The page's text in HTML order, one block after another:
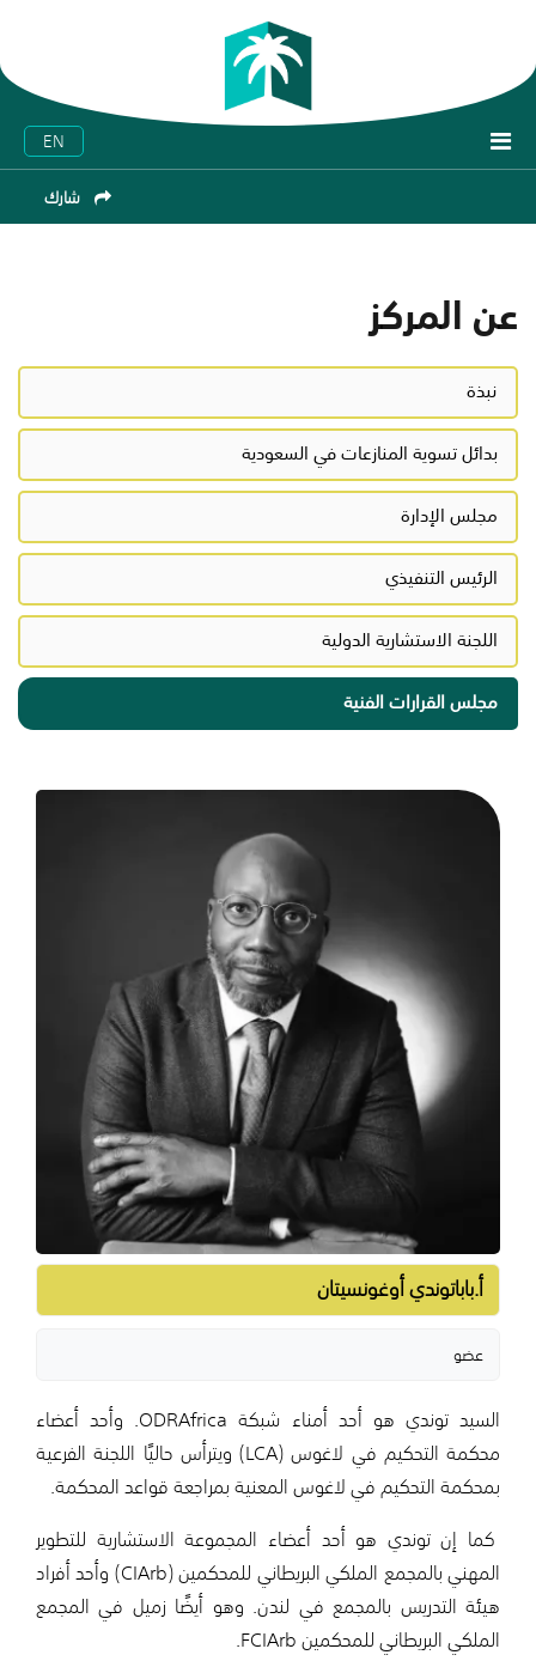
EN
شارك
عن المركز
نبذة
بدائل تسوية المنازعات في السعودية
مجلس الإدارة
الرئيس التنفيذي
اللجنة الاستشارية الدولية
مجلس القرارات الفنية
أ.باباتوندي أوغونسيتان
عضو
السيد توندي هو أحد أمناء شبكة ODRAfrica. وأحد أعضاء
محكمة التحكيم في لاغوس (LCA) ويترأس حاليًا اللجنة الفرعية
بمحكمة التحكيم في لاغوس المعنية بمراجعة قواعد المحكمة.
كما إن توندي هو أحد أعضاء المجموعة الاستشارية للتطوير
المهني بالمجمع الملكي البريطاني للمحكمين (CIArb) وأحد أفراد
هيئة التدريس بالمجمع في لندن. وهو أيضًا زميل في المجمع
الملكي البريطاني للمحكمين FCIArb.